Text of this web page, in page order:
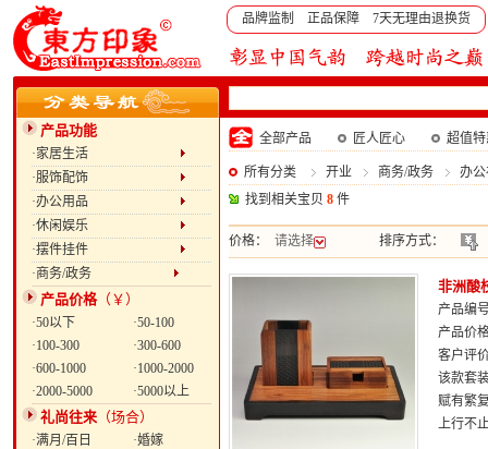
品牌监制 正品保障 7天无理由退换货
产品功能
·家居生活
·服饰配饰
·办公用品
·休闲娱乐
·摆件挂件
·商务/政务
产品价格（￥）
·50以下
·50-100
·100-300
·300-600
·600-1000
·1000-2000
·2000-5000
·5000以上
礼尚往来 （场合）
·满月/百日
·婚嫁
全部产品 匠人匠心 超值
所有分类 开业 商务/政务
办
找到相关宝贝 8 件
价格： 请选择 排序方式：
非洲酸
产品编
产品价
客户评
该款套
赋有繁
上行不